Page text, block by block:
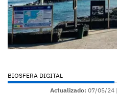
BIOSFERA DIGITAL
Actualizado: 07/05/24 |